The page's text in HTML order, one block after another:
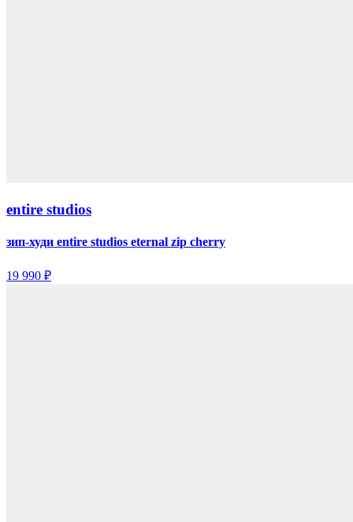
entire studios
зип-худи entire studios eternal zip cherry
19 990 ₽